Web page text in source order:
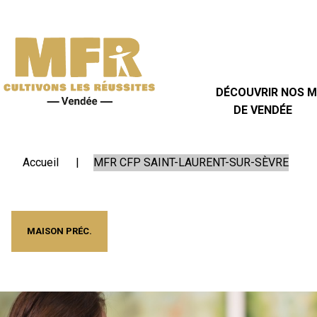
DÉCOUVRIR NOS
DE VENDÉE
NOS
MFR
DE
VENDÉE
FORMER
LES
Accueil MFR CFP SAINT-LAURENT-SUR-SÈVRE
MAISON PRÉC.